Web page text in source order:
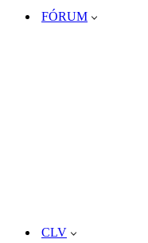
FÓRUM
CLV